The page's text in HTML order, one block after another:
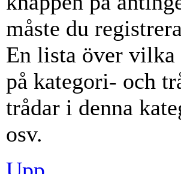
måste du
En lista över vilka
på kategori- och
trådar i denna
osv.